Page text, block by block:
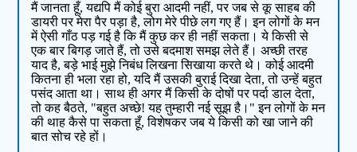
मैं जानता हूँ, यद्यपि मैं कोई बुरा आदमी नहीं, पर जब से कू साहब की
डायरी पर मेरा पैर पड़ा है, लोग मेरे पीछे लग गए हैं। इन लोगों के मन
में ऐसी गाँठ पड़ गई है कि मैं कुछ कर ही नहीं सकता। ये किसी से
एक बार बिगड़ जाते हैं, तो उसे बदमाश समझ लेते हैं। अच्छी तरह
याद है, बड़े भाई मुझे निबंध लिखना सिखाया करते थे। कोई आदमी
कितना ही भला रहा हो, यदि मैं उसकी बुराई दिखा देता, तो उन्हें बहुत
पसंद आता था। साथ ही अगर मैं किसी के दोषों पर पर्दा डाल देता,
तो कह बैठते, "बहुत अच्छे! यह तुम्हारी नई सूझ है।" इन लोगों के मन
की थाह कैसे पा सकता हूँ, विशेषकर जब ये किसी को खा जाने की
बात सोच रहे हों।